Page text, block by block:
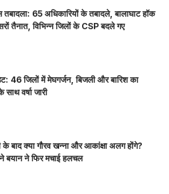
तबादला: 65 अधिकारियों के तबादले, बालाघाट हॉक
तैनात, विभिन्न जिलों के CSP बदले गए
46 जिलों में मेघगर्जन, बिजली और बारिश का
वर्षा जारी
के बाद क्या गौरव खन्ना और आकांक्षा अलग होंगे?
बयान ने फिर मचाई हलचल